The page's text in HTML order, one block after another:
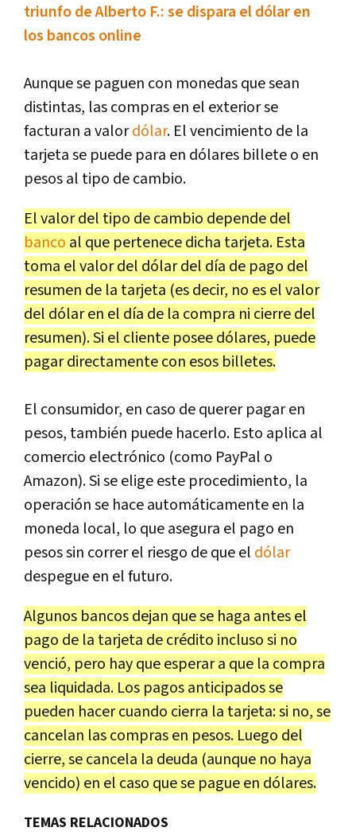
triunfo de Alberto F.: se dispara el dólar en
los bancos online
Aunque se paguen con monedas que sean
distintas, las compras en el exterior se
facturan a valordólar. El vencimiento de la
tarjeta se puede para en dólares billete o en
pesos al tipo de cambio.
El valor del tipo de cambio depende del
banco al que pertenece dicha tarjeta. Esta
toma el valor del dólar del día de pago del
resumen de la tarjeta (es decir, no es el valor
del dólar en el día de la compra ni cierre del
resumen). Si el cliente posee dólares, puede
pagar directamente con esos billetes.
El consumidor, en caso de querer pagar en
pesos, también puede hacerlo. Esto aplica al
comercio electrónico (como PayPal o
Amazon). Si se elige este procedimiento, la
operación se hace automáticamente en la
moneda local, lo que asegura el pago en
pesos sin correr el riesgo de que el dólar
despegue en el futuro.
Algunos bancos dejan que se haga antes el
pago de la tarjeta de crédito incluso si no
venció, pero hay que esperar a que la compra
sea liquidada. Los pagos anticipados se
pueden hacer cuando cierra la tarjeta: si no, se
cancelan las compras en pesos. Luego del
cierre, se cancela la deuda (aunque no haya
vencido) en el caso que se pague en dólares.
TEMAS RELACIONADOS